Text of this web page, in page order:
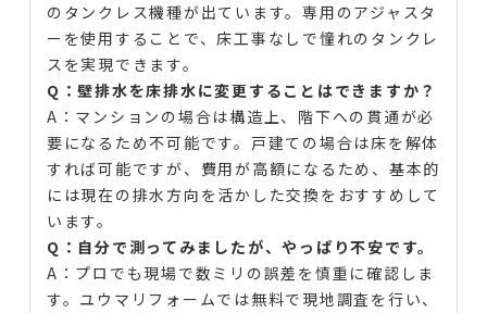
のタンクレス機種が出ています。専用のアジャスタ
ーを使用することで、床工事なしで憧れのタンクレ
スを実現できます。
Q：壁排水を床排水に変更することはできますか？
A：マンションの場合は構造上、階下への貫通が必
要になるため不可能です。戸建ての場合は床を解体
すれば可能ですが、費用が高額になるため、基本的
には現在の排水方向を活かした交換をおすすめして
います。
Q：自分で測ってみましたが、やっぱり不安です。
A：プロでも現場で数ミリの誤差を慎重に確認しま
す。ユウマリフォームでは無料で現地調査を行い、